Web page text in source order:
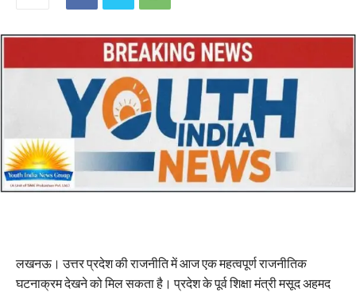
लखनऊ। उत्तर प्रदेश की राजनीति में आज एक महत्वपूर्ण राजनीतिक
घटनाक्रम देखने को मिल सकता है। प्रदेश के पूर्व शिक्षा मंत्री मसूद अहमद